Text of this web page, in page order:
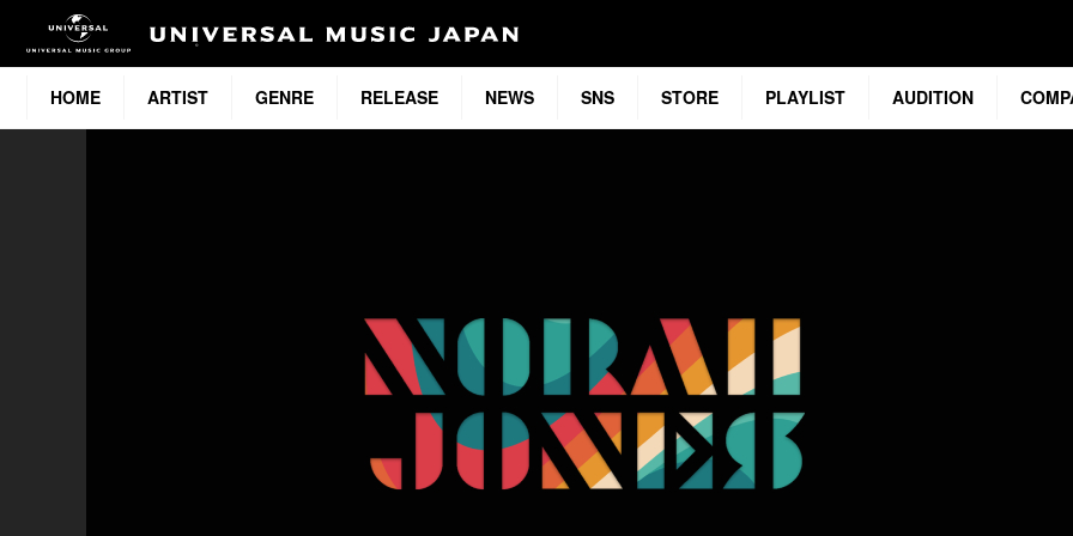
HOME ARTIST GENRE RELEASE NEWS SNS STORE PLAYLIST AUDITION